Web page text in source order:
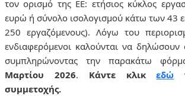
τον ορισμό της ΕΕ: ετήσιος κύκλος
ευρώ ή σύνολο ισολογισμού κάτω των 43
250 εργαζόμενους). Λόγω του
ενδιαφερόμενοι καλούνται να δηλώσουν
συμπληρώνοντας την παρακάτω
Μαρτίου 2026. Κάντε κλικεδώ
συμμετοχής.